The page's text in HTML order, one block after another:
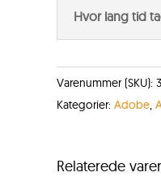
Hvor lang tid
Varenummer (SKU):
Kategorier: Adobe,
Relaterede varer